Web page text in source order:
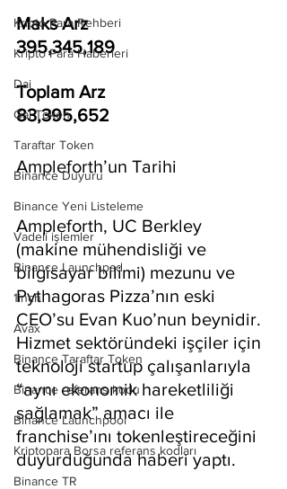
Kripto Para Rehberi
Kripto Para Haberleri
Dai
Gal Token
Taraftar Token
Binance Duyuru
Binance Yeni Listeleme
Vadeli işlemler
Binance Launchpad
1inch
Avax
Binance Taraftar Token
Binance referans kodu
Binance Launchpool
Kriptopara Borsa referans kodları
Binance TR
Maks Arz
395,345,189
Toplam Arz
83,395,652
Ampleforth’un Tarihi
Ampleforth, UC Berkley
(makine mühendisliği ve
bilgisayar bilimi) mezunu ve
Pythagoras Pizza’nın eski
CEO’su Evan Kuo’nun beynidir.
Hizmet sektöründeki işçiler için
teknoloji startup çalışanlarıyla
“aynı ekonomik hareketliliği
sağlamak” amacı ile
franchise’ını tokenleştireceğini
duyurduğunda haberi yaptı.